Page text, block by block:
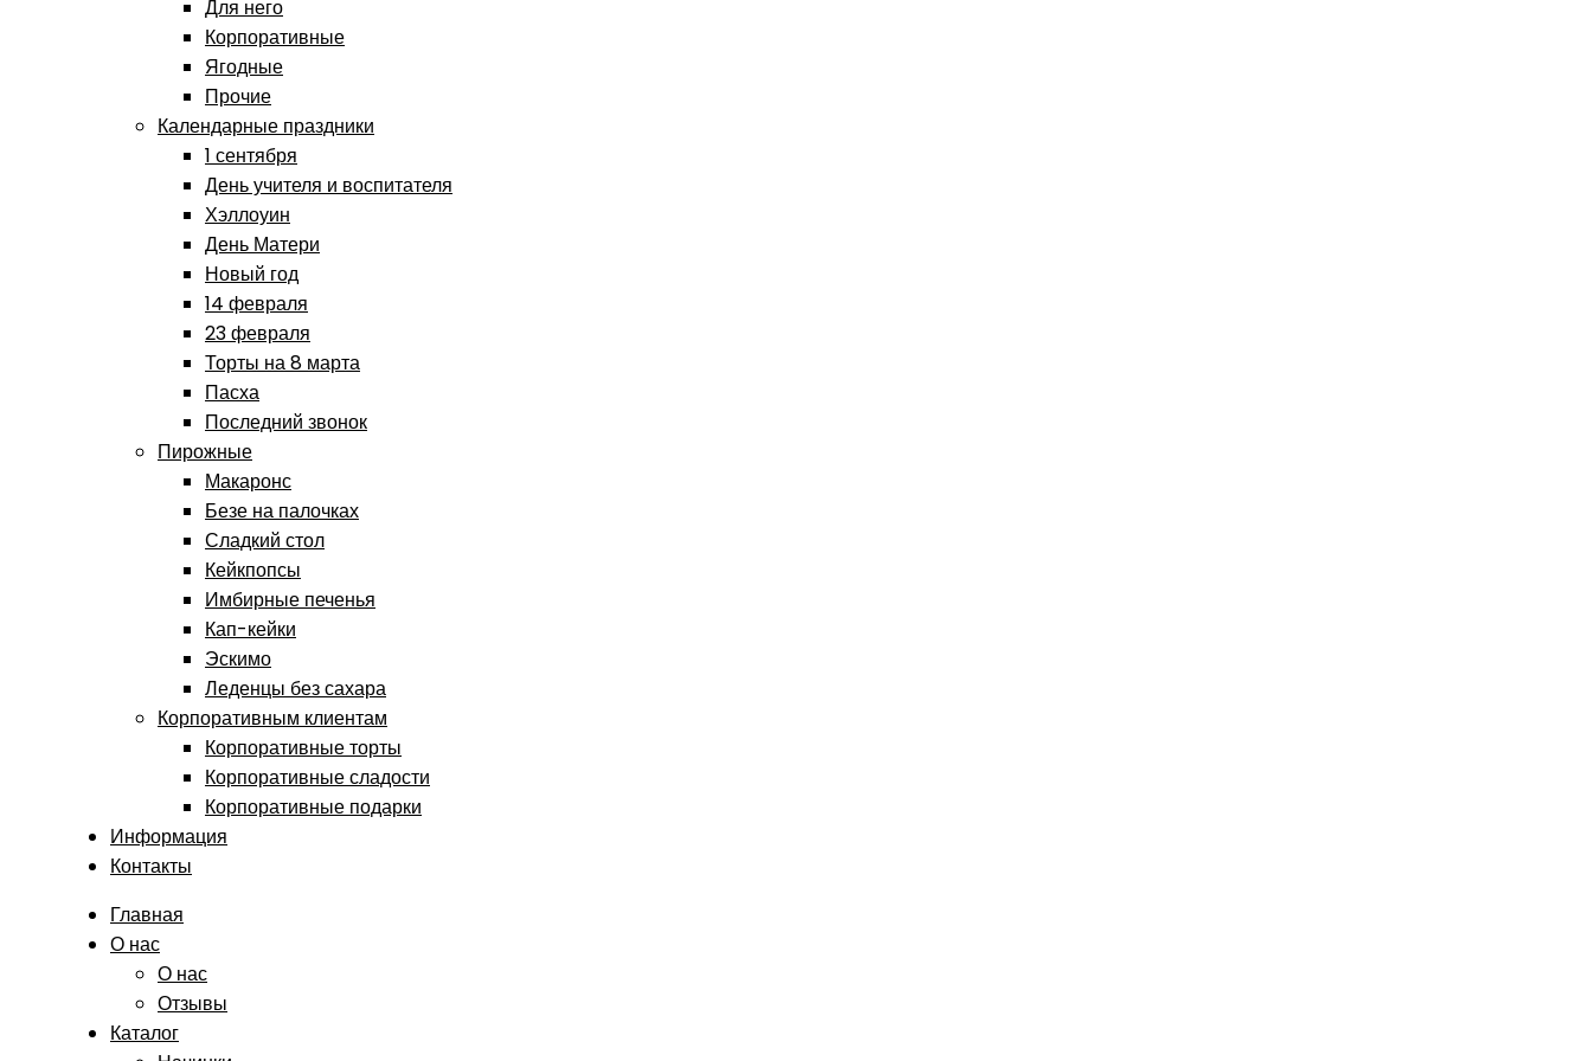
Для него
Корпоративные
Ягодные
Прочие
Календарные праздники
1 сентября
День учителя и воспитателя
Хэллоуин
День Матери
Новый год
14 февраля
23 февраля
Торты на 8 марта
Пасха
Последний звонок
Пирожные
Макаронс
Безе на палочках
Сладкий стол
Кейкпопсы
Имбирные печенья
Кап-кейки
Эскимо
Леденцы без сахара
Корпоративным клиентам
Корпоративные торты
Корпоративные сладости
Корпоративные подарки
Информация
Контакты
Главная
О нас
О нас
Отзывы
Каталог